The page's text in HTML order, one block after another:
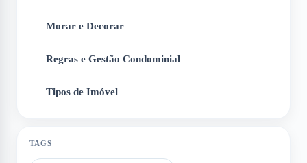
Morar e Decorar
Regras e Gestão Condominial
Tipos de Imóvel
TAGS